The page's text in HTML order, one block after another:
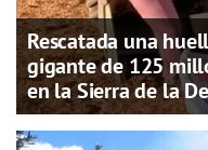
Rescatada una
gigante de 125
en la Sierra de la